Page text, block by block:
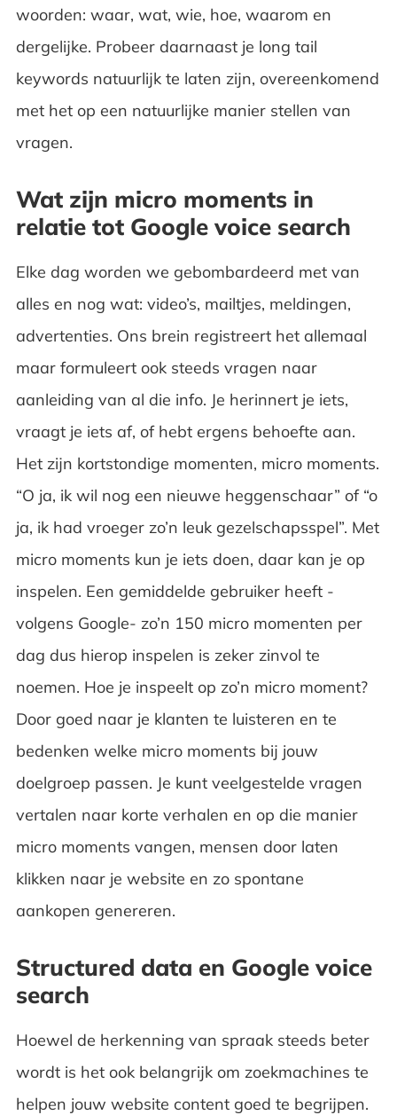
woorden: waar, wat, wie, hoe, waarom en
dergelijke. Probeer daarnaast je long tail
keywords natuurlijk te laten zijn, overeenkomend
met het op een natuurlijke manier stellen van
vragen.
Wat zijn micro moments in
relatie tot Google voice search
Elke dag worden we gebombardeerd met van
alles en nog wat: video’s, mailtjes, meldingen,
advertenties. Ons brein registreert het allemaal
maar formuleert ook steeds vragen naar
aanleiding van al die info. Je herinnert je iets,
vraagt je iets af, of hebt ergens behoefte aan.
Het zijn kortstondige momenten, micro moments.
“O ja, ik wil nog een nieuwe heggenschaar” of “o
ja, ik had vroeger zo’n leuk gezelschapsspel”. Met
micro moments kun je iets doen, daar kan je op
inspelen. Een gemiddelde gebruiker heeft -
volgens Google- zo’n 150 micro momenten per
dag dus hierop inspelen is zeker zinvol te
noemen. Hoe je inspeelt op zo’n micro moment?
Door goed naar je klanten te luisteren en te
bedenken welke micro moments bij jouw
doelgroep passen. Je kunt veelgestelde vragen
vertalen naar korte verhalen en op die manier
micro moments vangen, mensen door laten
klikken naar je website en zo spontane
aankopen genereren.
Structured data en Google voice
search
Hoewel de herkenning van spraak steeds beter
wordt is het ook belangrijk om zoekmachines te
helpen jouw website content goed te begrijpen.